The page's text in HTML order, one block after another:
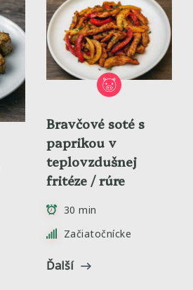
Bravčové soté s
paprikou v
teplovzdušnej
fritéze / rúre
30 min
Začiatočnícke
Ďalší